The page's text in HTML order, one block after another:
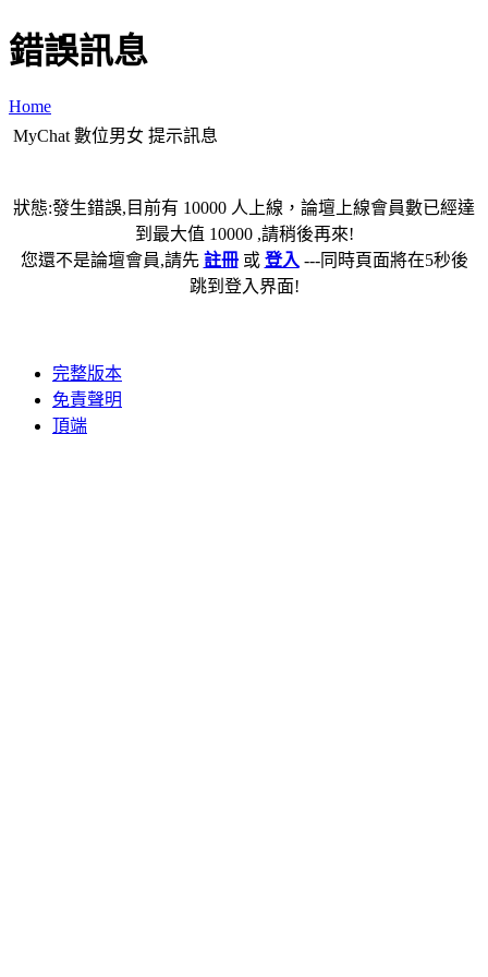
錯誤訊息
Home
MyChat 數位男女 提示訊息
狀態:發生錯誤,目前有 10000 人上線，論壇上線會員數已經達
到最大值 10000 ,請稍後再來!
您還不是論壇會員,請先 註冊或 登入 ---同時頁面將在5秒後
跳到登入界面!
完整版本
免責聲明
頂端